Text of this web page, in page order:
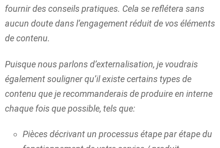
fournir des conseils pratiques. Cela se reflétera sans
aucun doute dans l’engagement réduit de vos éléments
de contenu.
Puisque nous parlons d’externalisation, je voudrais
également souligner qu’il existe certains types de
contenu que je recommanderais de produire en interne
chaque fois que possible, tels que:
Pièces décrivant un processus étape par étape du